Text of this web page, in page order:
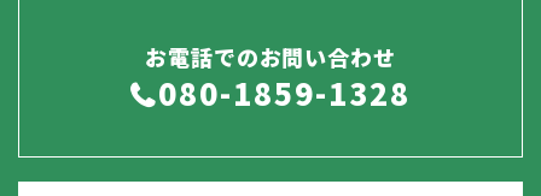
お電話でのお問い合わせ
080-1859-1328